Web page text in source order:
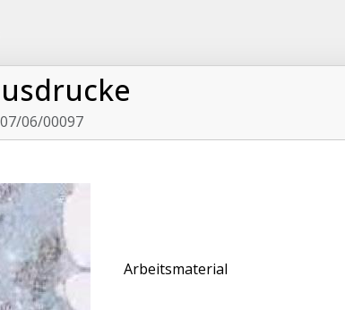
06/00097
Arbeitsmaterial